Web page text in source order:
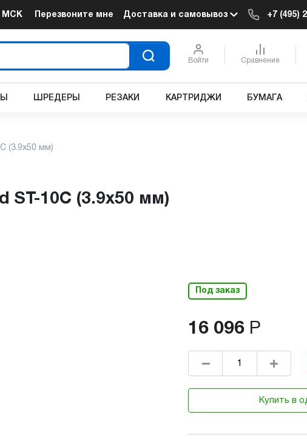
МСК Перезвоните мне Доставка и самовывоз +7 (495)
Войти Сравнение
ШРЕДЕРЫ РЕЗАКИ КАРТРИДЖИ БУМАГА
(3.9x50 мм)
ST-10C (3.9x50 мм)
Под заказ
16 096 Р
Купить в